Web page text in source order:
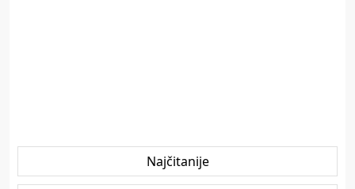
Najčitanije